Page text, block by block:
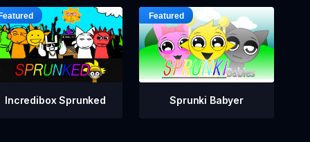
Incredibox Sprunked Sprunki Babyer